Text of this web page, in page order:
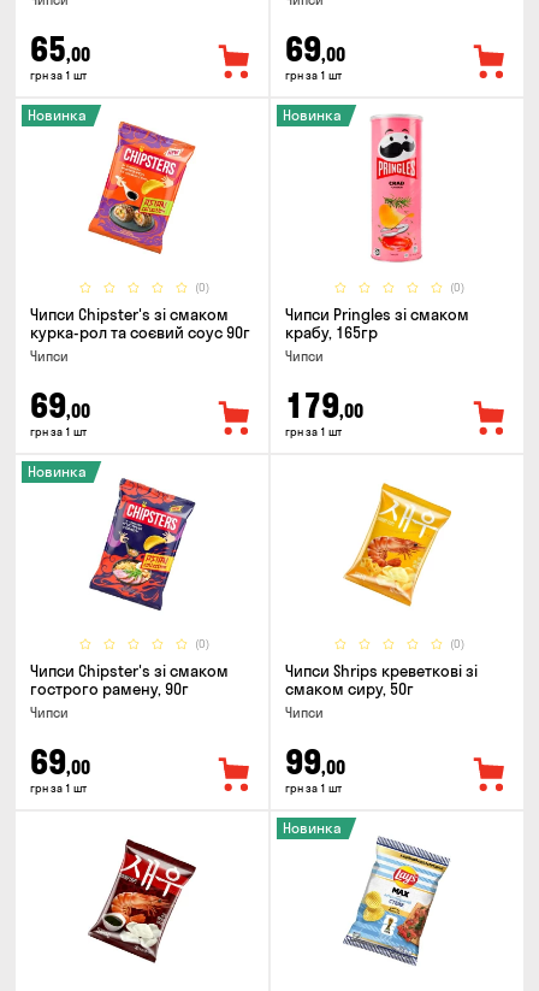
65,00
грн за 1 шт
69,00
грн за 1 шт
(0)
Новинка
Чипси Chipster's зі смаком
курка-рол та соєвий соус 90г
Чипси
69,00
грн за 1 шт
(0)
Новинка
Чипси Pringles зі смаком
крабу, 165гр
Чипси
179,00
грн за 1 шт
(0)
Новинка
Чипси Chipster's зі смаком
гострого рамену, 90г
Чипси
69,00
грн за 1 шт
(0)
Чипси Shrips креветкові зі
смаком сиру, 50г
Чипси
99,00
грн за 1 шт
Новинка